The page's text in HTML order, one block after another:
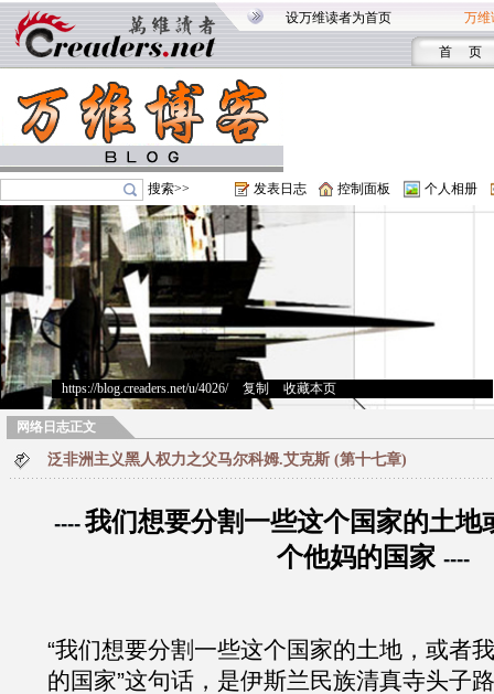
设万维读者为首页 万维
首 页
搜索>> 发表日志 控制面板 个人相册
https://blog.creaders.net/u/4026/> 复制 收藏本页
网络日志正文
泛非洲主义黑人权力之父马尔科姆.艾克斯 (第十七章)
---- 我们想要分割一些这个国家的土地
个他妈的国家 ----
“我们想要分割一些这个国家的土地，或者
的国家”这句话，是伊斯兰民族清真寺头子